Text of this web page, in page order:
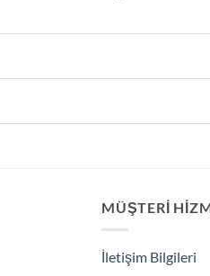
MÜŞTERI
İletişim Bilgileri